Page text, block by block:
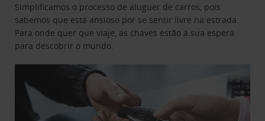
Simplificamos o processo de aluguer de carros, pois
sabemos que está ansioso por se sentir livre na estrada.
Para onde quer que viaje, as chaves estão à sua espera
para descobrir o mundo.